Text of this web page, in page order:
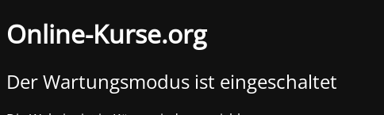
Online-Kurse.org
Der Wartungsmodus ist eingeschaltet